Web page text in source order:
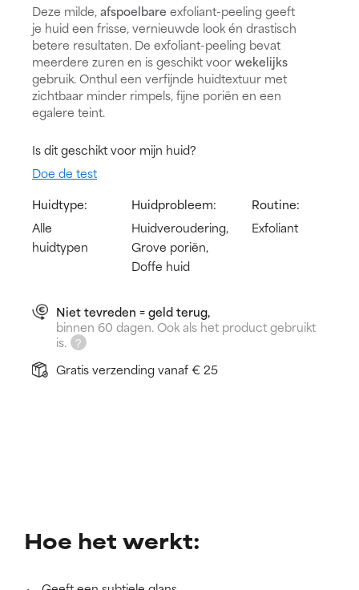
Deze milde,afspoelbare exfoliant-peeling geeft
je huid een frisse, vernieuwde look én drastisch
betere resultaten. De exfoliant-peeling bevat
meerdere zuren en is geschikt voorwekelijks
gebruik. Onthul een verfijnde huidtextuur met
zichtbaar minder rimpels, fijne poriën en een
egalere teint.
Is dit geschikt voor mijn huid?
Doe de test
Huidtype:
Alle
huidtypen
Huidprobleem:
Huidveroudering,
Grove poriën,
Doffe huid
Routine:
Exfoliant
Niet tevreden = geld terug,
binnen 60 dagen. Ook als het product gebruikt
is.
Gratis verzending vanaf € 25
Hoe het werkt: